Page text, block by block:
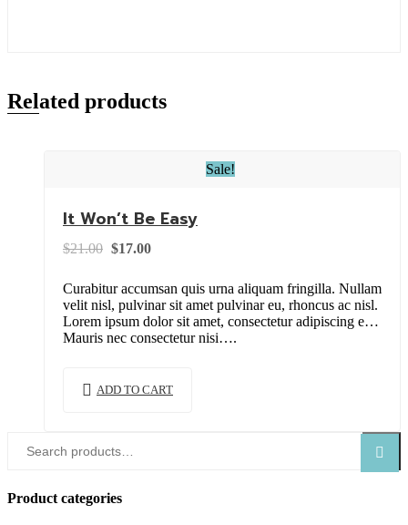
Related products
Sale!
It Won’t Be Easy
$21.00 Original
$21.00.
$17.00Current
$17.00.
Curabitur accumsan quis urna aliquam fringilla. Nullam
velit nisl, pulvinar sit amet pulvinar eu, rhoncus ac nisl.
Lorem ipsum dolor sit amet, consectetur adipiscing elit.
Mauris nec consectetur nisi….
ADD TO CART
Search
Product categories